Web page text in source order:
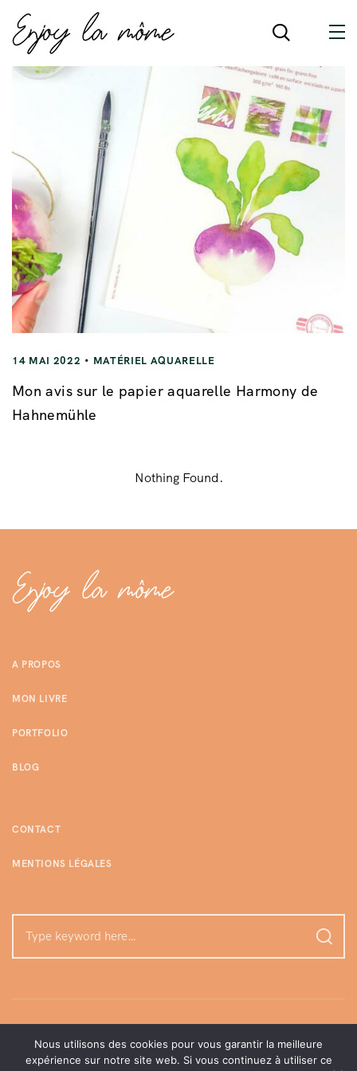
14 MAI 2022 MATÉRIEL AQUARELLE
Mon avis sur le papier aquarelle Harmony de
Hahnemühle
Nothing Found.
A PROPOS
MON LIVRE
PORTFOLIO
BLOG
CONTACT
MENTIONS LÉGALES
Nous utilisons des cookies pour vous garantir la meilleure
expérience sur notre site web. Si vous continuez à utiliser ce